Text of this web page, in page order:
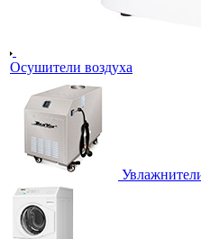
Осушители воздуха